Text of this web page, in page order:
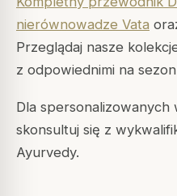
nierównowadze Vata
Przeglądaj nasze
z odpowiednimi na
Dla
skonsultuj się z
Ayurvedy.